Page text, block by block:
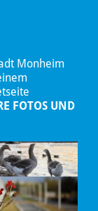
Monheim
FOTOS UND